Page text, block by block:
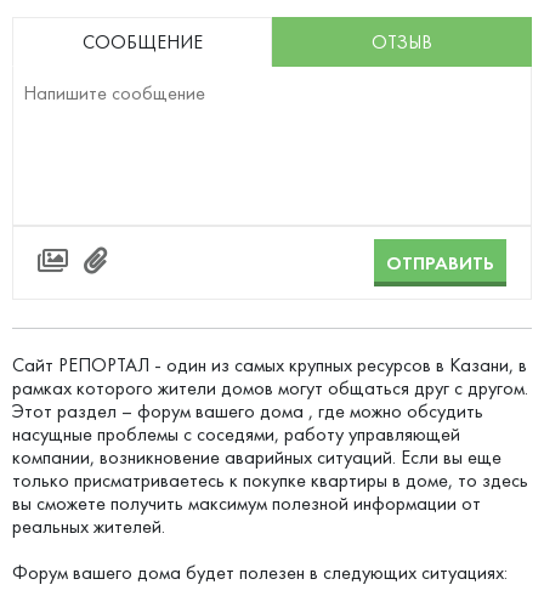
СООБЩЕНИЕ ОТЗЫВ
ОТПРАВИТЬ
Сайт РЕПОРТАЛ - один из самых крупных ресурсов в Казани, в
рамках которого жители домов могут общаться друг с другом.
Этот раздел – форум вашего дома , где можно обсудить
насущные проблемы с соседями, работу управляющей
компании, возникновение аварийных ситуаций. Если вы еще
только присматриваетесь к покупке квартиры в доме, то здесь
вы сможете получить максимум полезной информации от
реальных жителей.
Форум вашего дома будет полезен в следующих ситуациях: